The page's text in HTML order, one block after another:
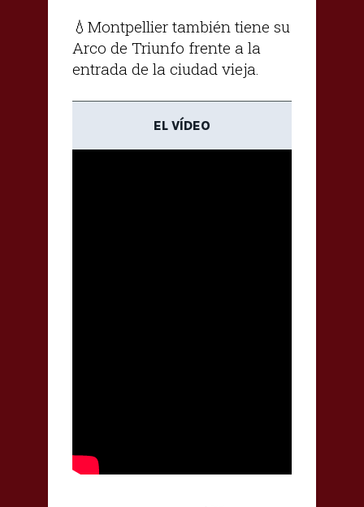
💧Montpellier también tiene su
Arco de Triunfo frente a la
entrada de la ciudad vieja.
EL VÍDEO